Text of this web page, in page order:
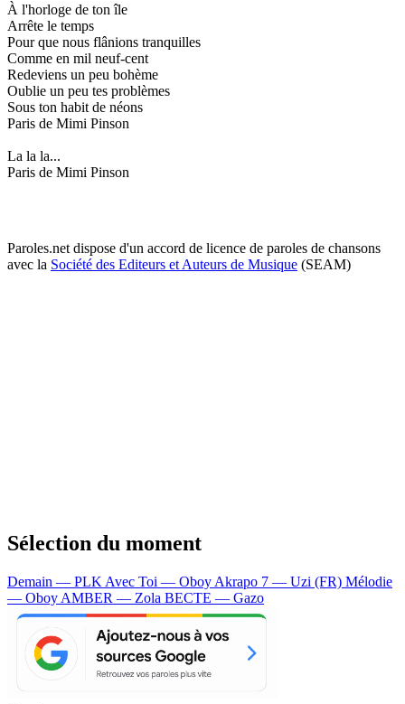
À l'horloge de ton île
Arrête le temps
Pour que nous flânions tranquilles
Comme en mil neuf-cent
Redeviens un peu bohème
Oublie un peu tes problèmes
Sous ton habit de néons
Paris de Mimi Pinson
La la la...
Paris de Mimi Pinson
Paroles.net dispose d'un accord de licence de paroles de chansons
avec la Société des Editeurs et Auteurs de Musique (SEAM)
Sélection du moment
Demain — PLK Avec Toi — Oboy Akrapo 7 — Uzi (FR) Mélodie
— Oboy AMBER — Zola BECTE — Gazo